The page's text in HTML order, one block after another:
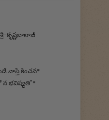
కృష్ణబాలాజీ
నాస్తి కించన*
భవిష్యతి"*